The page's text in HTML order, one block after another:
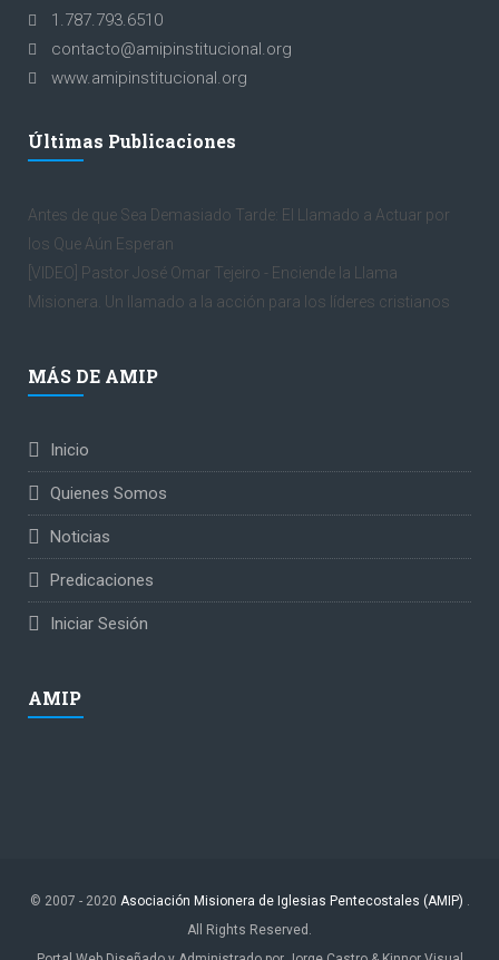
1.787.793.6510
contacto@amipinstitucional.org
www.amipinstitucional.org
Últimas Publicaciones
Antes de que Sea Demasiado Tarde: El Llamado a Actuar por
los Que Aún Esperan
[VIDEO] Pastor José Omar Tejeiro - Enciende la Llama
Misionera. Un llamado a la acción para los líderes cristianos
MÁS DE AMIP
Inicio
Quienes Somos
Noticias
Predicaciones
Iniciar Sesión
AMIP
© 2007 - 2020 Asociación Misionera de Iglesias Pentecostales (AMIP) .
All Rights Reserved.